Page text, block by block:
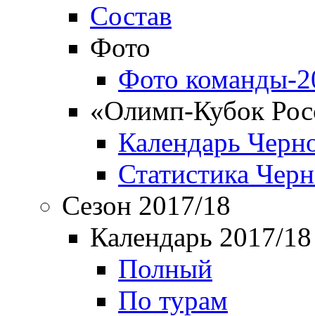
Состав
Фото
Фото команды-
«Олимп-Кубок
Календарь
Статистика
Сезон 2017/18
Календарь 2017/18
Полный
По турам